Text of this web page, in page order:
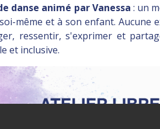
danse animé par Vanessa : un
même et à son enfant. Aucune
ressentir, s'exprimer et
et inclusive.